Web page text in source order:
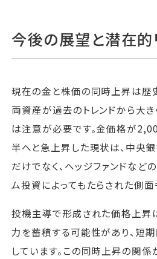
今後の展望と潜在的
現在の金と株価の同時上昇は歴
両資産が過去のトレンドから大
は注意が必要です。金価格が
半へと急上昇した現状は、中央
だけでなく、ヘッジファンドなど
ム投資によってもたらされた側面
投機主導で形成された価格上昇
力を蓄積する可能性があり、短
しています。この同時上昇の関